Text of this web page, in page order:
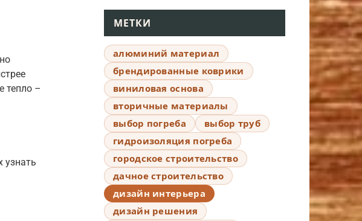
тепло –
узнать
МЕТКИ
алюминий материал
брендированные коврики
виниловая основа
вторичные материалы
выбор погреба
выбор труб
гидроизоляция погреба
городское строительство
дачное строительство
дизайн интерьера
дизайн решения